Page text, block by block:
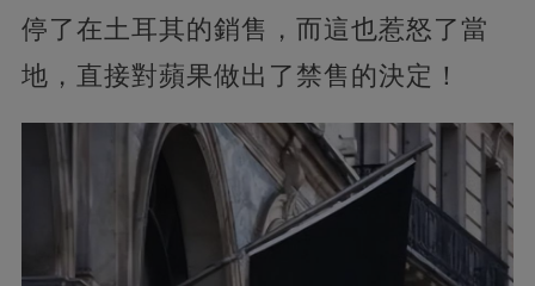
停了在土耳其的銷售，而這也惹怒了當
地，直接對蘋果做出了禁售的決定！